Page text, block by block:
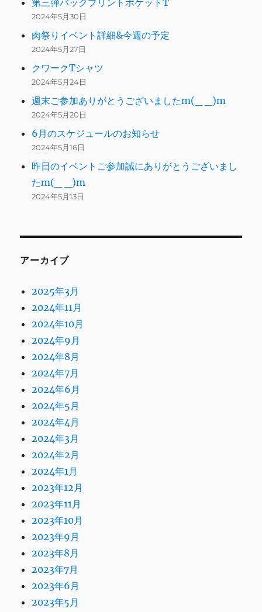
第三弾バックプリントポケットT
2024年5月30日
肉祭りイベント詳細&今週の予定
2024年5月27日
クワークTシャツ
2024年5月24日
週末ご参加ありがとうございましたm(_ _)m
2024年5月20日
6月のスケジュールのお知らせ
2024年5月16日
昨日のイベントご参加誠にありがとうございまし
たm(_ _)m
2024年5月13日
アーカイブ
2025年3月
2024年11月
2024年10月
2024年9月
2024年8月
2024年7月
2024年6月
2024年5月
2024年4月
2024年3月
2024年2月
2024年1月
2023年12月
2023年11月
2023年10月
2023年9月
2023年8月
2023年7月
2023年6月
2023年5月